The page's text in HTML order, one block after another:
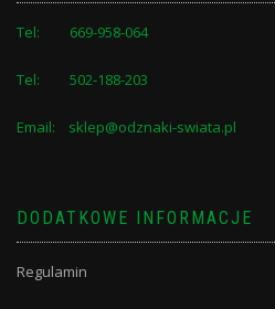
Tel: 669-958-064
Tel: 502-188-203
Email: sklep@odznaki-swiata.pl
DODATKOWE INFORMACJE
Regulamin